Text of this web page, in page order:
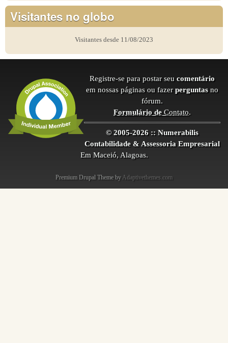
Visitantes no globo
Visitantes desde 11/08/2023
Registre-se para postar seu comentário
em nossas páginas ou fazer perguntasno
fórum.
Formulário deContato.
© 2005-2026 :: Numerabilis
Contabilidade & Assessoria Empresarial
Em Maceió, Alagoas.
Premium Drupal Theme by Adaptivethemes.com